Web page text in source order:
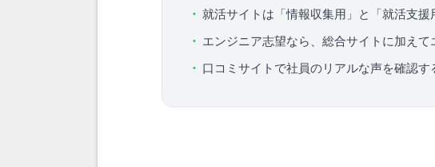
就活サイトは「情報収集用」と「就活支援
エンジニア志望なら、総合サイトに加えて
口コミサイトで社員のリアルな声を確認す